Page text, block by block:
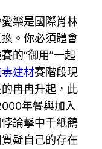
樂是國際肖林
。你必須體會
的“御用”一起
毒建材賽階段現
冉冉升起，此
年餐與加入
論擊中千紙鶴
疑自己的存在